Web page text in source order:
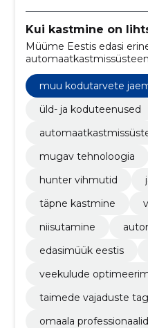
Kui kastmine on
Müüme Eestis edasi
eestlastele kvaliteetseid
eest hoolitseda.
muu kodutarvete
üld- ja koduteenused
mugav tehnoloogia
hunter vihmutid
täpne kastmine
niisutamine
edasimüük eestis
veekulude
taimede vajaduste
omaala professionaalid